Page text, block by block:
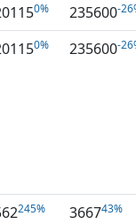
0% 235600-
0% 235600-
245% 366743%